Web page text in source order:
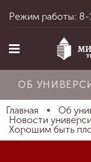
Режим работы: 8-
ОБ
Главная
Об
Новости
Хорошим быть